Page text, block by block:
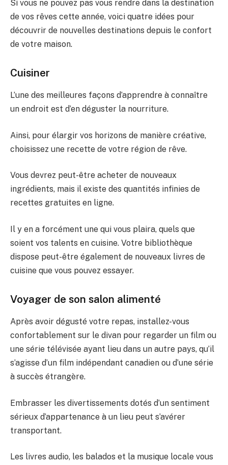
Si vous ne pouvez pas vous rendre dans la destination
de vos rêves cette année, voici quatre idées pour
découvrir de nouvelles destinations depuis le confort
de votre maison.
Cuisiner
L’une des meilleures façons d’apprendre à connaître
un endroit est d’en déguster la nourriture.
Ainsi, pour élargir vos horizons de manière créative,
choisissez une recette de votre région de rêve.
Vous devrez peut-être acheter de nouveaux
ingrédients, mais il existe des quantités infinies de
recettes gratuites en ligne.
Il y en a forcément une qui vous plaira, quels que
soient vos talents en cuisine. Votre bibliothèque
dispose peut-être également de nouveaux livres de
cuisine que vous pouvez essayer.
Voyager de son salon alimenté
Après avoir dégusté votre repas, installez-vous
confortablement sur le divan pour regarder un film ou
une série télévisée ayant lieu dans un autre pays, qu’il
s’agisse d’un film indépendant canadien ou d’une série
à succès étrangère.
Embrasser les divertissements dotés d’un sentiment
sérieux d’appartenance à un lieu peut s’avérer
transportant.
Les livres audio, les balados et la musique locale vous